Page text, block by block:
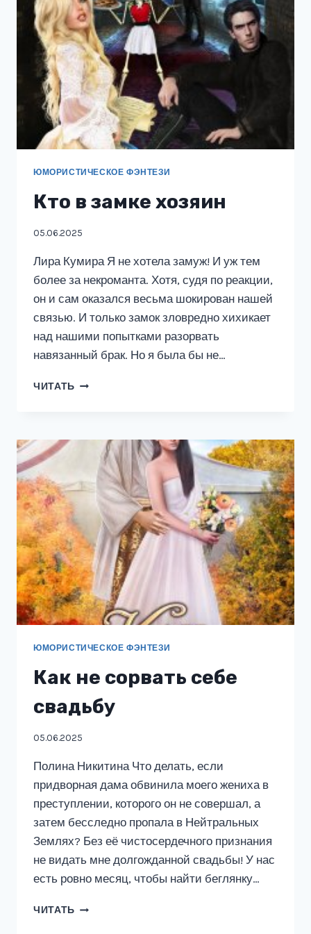
ЮМОРИСТИЧЕСКОЕ ФЭНТЕЗИ
Кто в замке хозяин
05.06.2025
Лира Кумира Я не хотела замуж! И уж тем
более за некроманта. Хотя, судя по реакции,
он и сам оказался весьма шокирован нашей
связью. И только замок зловредно хихикает
над нашими попытками разорвать
навязанный брак. Но я была бы не…
ЧИТАТЬ КТО
ЮМОРИСТИЧЕСКОЕ ФЭНТЕЗИ
Как не сорвать себе
свадьбу
05.06.2025
Полина Никитина Что делать, если
придворная дама обвинила моего жениха в
преступлении, которого он не совершал, а
затем бесследно пропала в Нейтральных
Землях? Без её чистосердечного признания
не видать мне долгожданной свадьбы! У нас
есть ровно месяц, чтобы найти беглянку…
ЧИТАТЬ КАК